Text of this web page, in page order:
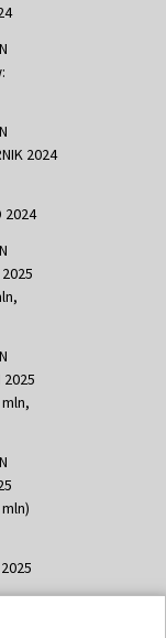
2024
2024